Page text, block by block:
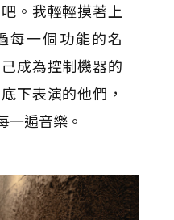
。我輕輕摸著上
每一個功能的名
成為控制機器的
下表演的他們，
一遍音樂。